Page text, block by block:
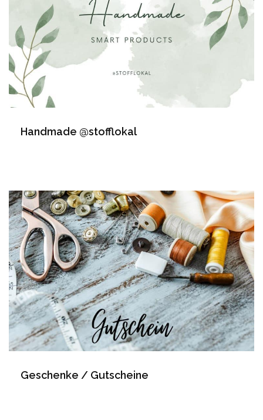
Handmade @stofflokal
Geschenke / Gutscheine